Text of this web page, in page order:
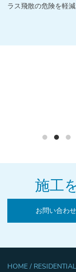
ラス飛散の危険を軽
施工
お問い合わせ
HOME / RESIDENTIAL